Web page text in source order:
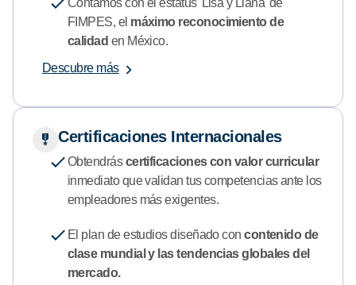
FIMPES, el máximo reconocimiento de
calidad en México.
Descubre más
Certificaciones Internacionales
Obtendráscertificaciones con valor curricular
inmediato que validan tus competencias ante los
empleadores más exigentes.
El plan de estudios diseñado concontenido de
clase mundial y las tendencias globales del
mercado.